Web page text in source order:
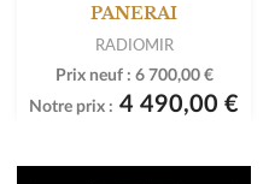
PANERAI
RADIOMIR
Prix neuf : 6 700,00 €
Notre prix : 4 490,00 €